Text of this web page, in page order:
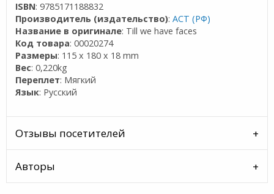
ISBN: 9785171188832
Производитель (издательство):АСТ (РФ)
Название в оригинале: Till we have faces
Код товара: 00020274
Размеры: 115 x 180 x 18 mm
Вес: 0,220kg
Переплет: Мягкий
Язык: Русский
Отзывы посетителей
Авторы